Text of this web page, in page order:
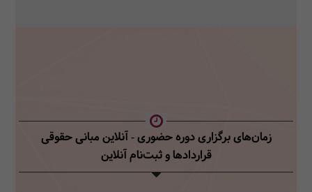
زمان‌های برگزاری دوره حضوری - آنلاین مبانی حقوقی
قراردادهاو ثبت‌نام آنلاین